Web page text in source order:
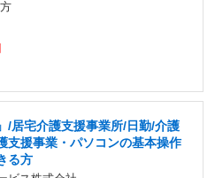
/居宅介護支援事業所/日勤/介護
支援事業・パソコンの基本操作
る方